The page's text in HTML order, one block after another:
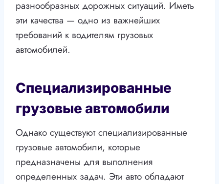
разнообразных дорожных ситуаций. Иметь
эти качества — одно из важнейших
требований к водителям грузовых
автомобилей.
Специализированные
грузовые автомобили
Однако существуют специализированные
грузовые автомобили, которые
предназначены для выполнения
определенных задач. Эти авто обладают